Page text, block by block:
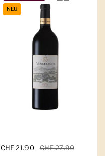
Regulärer Preis
CHF 21.90 Sale-Preis
CHF 27.90
NEU